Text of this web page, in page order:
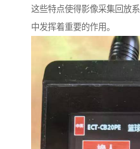
这些特点使得影像采集回放
中发挥着重要的作用。